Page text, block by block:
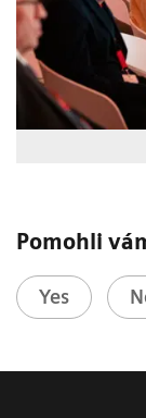
Pomohli
Yes